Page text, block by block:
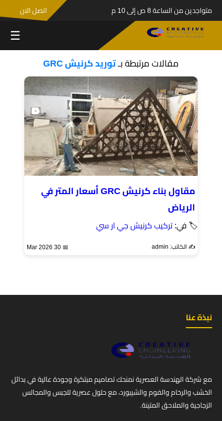
متواجدين من الساعة 8 ص إلى 10 م اتصل الان
☰
مقالات مرتبطة بـتوريد كرنيش GRC
مقاول بناء كرنيش GRC أسعار المتر في
الرياض
🏷 في:تركيب كرنيش جي ار سي
✍️ الكاتب: admin 📅 30 Mar 2026
نبذة عنا
مع شركة الهندسة العصرية نمنحك تصاميم مبتكرة وجودة عالية في بدائل
الخشب والرخام والفوم والشيبورد، مع حلول عصرية للجبس والمجالس
الزجاجية والملاحق المتينة.